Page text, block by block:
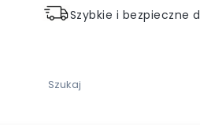
Szybkie i bezpieczne